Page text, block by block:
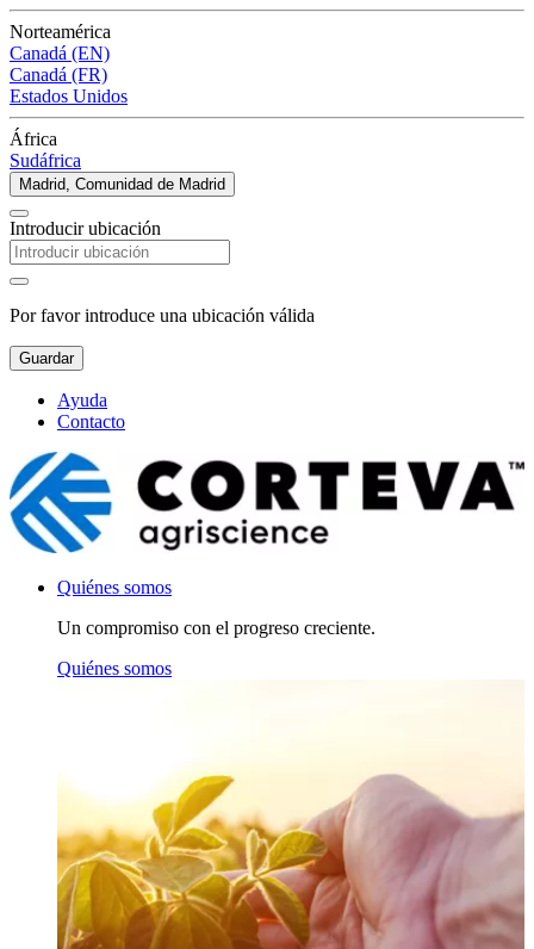
Norteamérica
Canadá (EN)
Canadá (FR)
Estados Unidos
África
Sudáfrica
Madrid, Comunidad de Madrid
Introducir ubicación
Por favor introduce una ubicación válida
Guardar
Ayuda
Contacto
Quiénes somos
Un compromiso con el progreso creciente.
Quiénes somos